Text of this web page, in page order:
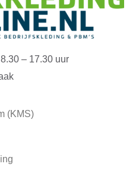
– 17.30 uur
(KMS)